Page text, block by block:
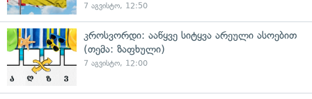
7 აგვისტო, 12:50
კროსვორდი: ააწყვე სიტყვა არეული ასოებით
(თემა: ზაფხული)
7 აგვისტო, 12:00